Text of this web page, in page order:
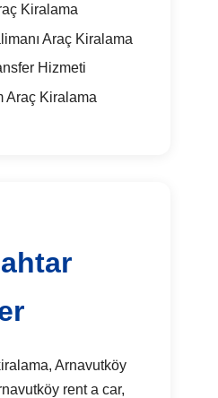
Kiralama
Araç Kiralama
Hizmeti
Araç Kiralama
Arnavutköy
rent a car,